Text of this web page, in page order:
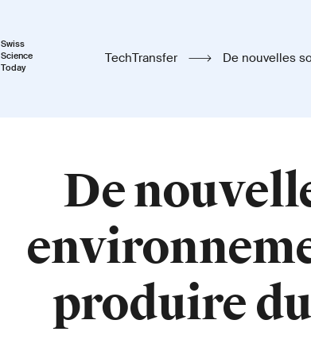
Swiss
Science
Today
TechTransfer
De
produire